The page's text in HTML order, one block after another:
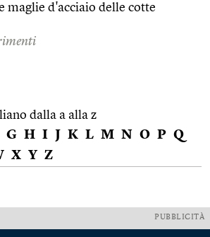
maglie d'acciaio delle cotte
dalla a alla z
G H I J K L M N O P Q
X Y Z
PUBBLICITÀ